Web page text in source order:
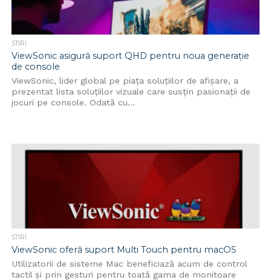
STIRI
ViewSonic asigură suport QHD pentru noua generație
de console
ViewSonic, lider global pe piața soluțiilor de afișare, a
prezentat lista soluțiilor vizuale care susțin pasionații de
jocuri pe console. Odată cu...
STIRI
ViewSonic oferă suport Multi Touch pentru macOS
Utilizatorii de sisteme Mac beneficiază acum de control
tactil și prin gesturi pentru toată gama de monitoare